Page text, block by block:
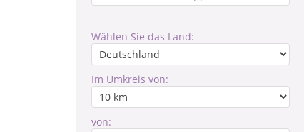
Wählen Sie das Land:
Im Umkreis von:
von: